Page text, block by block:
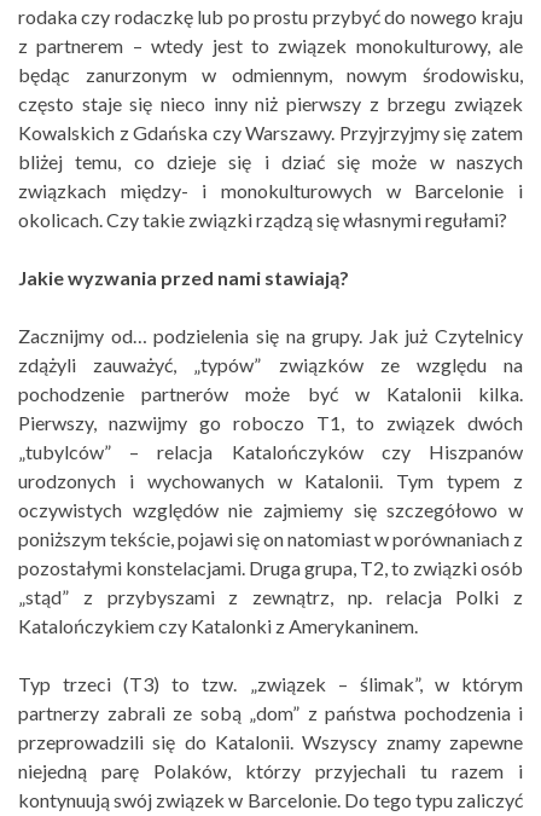
rodaka czy rodaczkę lub po prostu przybyć do nowego kraju
z partnerem – wtedy jest to związek monokulturowy, ale
będąc zanurzonym w odmiennym, nowym środowisku,
często staje się nieco inny niż pierwszy z brzegu związek
Kowalskich z Gdańska czy Warszawy. Przyjrzyjmy się zatem
bliżej temu, co dzieje się i dziać się może w naszych
związkach między- i monokulturowych w Barcelonie i
okolicach. Czy takie związki rządzą się własnymi regułami?
Jakie wyzwania przed nami stawiają?
Zacznijmy od… podzielenia się na grupy. Jak już Czytelnicy
zdążyli zauważyć, „typów” związków ze względu na
pochodzenie partnerów może być w Katalonii kilka.
Pierwszy, nazwijmy go roboczo T1, to związek dwóch
„tubylców” – relacja Katalończyków czy Hiszpanów
urodzonych i wychowanych w Katalonii. Tym typem z
oczywistych względów nie zajmiemy się szczegółowo w
poniższym tekście, pojawi się on natomiast w porównaniach z
pozostałymi konstelacjami. Druga grupa, T2, to związki osób
„stąd” z przybyszami z zewnątrz, np. relacja Polki z
Katalończykiem czy Katalonki z Amerykaninem.
Typ trzeci (T3) to tzw. „związek – ślimak”, w którym
partnerzy zabrali ze sobą „dom” z państwa pochodzenia i
przeprowadzili się do Katalonii. Wszyscy znamy zapewne
niejedną parę Polaków, którzy przyjechali tu razem i
kontynuują swój związek w Barcelonie. Do tego typu zaliczyć